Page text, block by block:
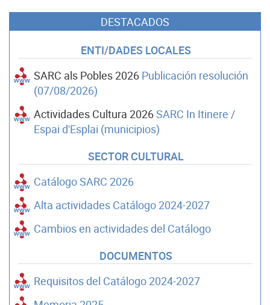
DESTACADOS
ENTI/DADES LOCALES
SARC als Pobles 2026 Publicación resolución
(07/08/2026)
Actividades Cultura 2026SARC In Itinere /
Espai d'Esplai (municipios)
SECTOR CULTURAL
Catálogo SARC 2026
Alta actividades Catálogo 2024-2027
Cambios en actividades del Catálogo
DOCUMENTOS
Requisitos del Catálogo 2024-2027